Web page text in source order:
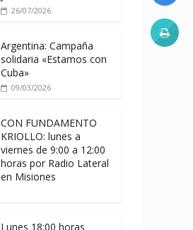
26/07/2026
Argentina: Campaña
solidaria «Estamos con
Cuba»
09/03/2026
CON FUNDAMENTO
KRIOLLO: lunes a
viernes de 9:00 a 12:00
horas por Radio Lateral
en Misiones
Lunes 18:00 horas